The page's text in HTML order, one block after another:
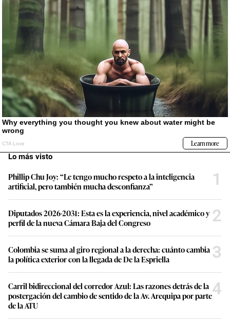
Lo más visto
Phillip Chu Joy: “Le tengo mucho respeto a la inteligencia
artificial, pero también mucha desconfianza”
1
Diputados 2026-2031: Esta es la experiencia, nivel académico y
perfil de la nueva Cámara Baja del Congreso
2
Colombia se suma al giro regional a la derecha: cuánto cambia
la política exterior con la llegada de De la Espriella
3
Carril bidireccional del corredor Azul: Las razones detrás de la
postergación del cambio de sentido de la Av. Arequipa por parte
de la ATU
4